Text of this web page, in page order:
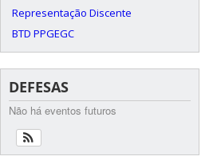
Representação Discente
BTD PPGEGC
DEFESAS
Não há eventos futuros